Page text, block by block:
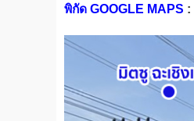
พิกัด GOOGLE MAPS :